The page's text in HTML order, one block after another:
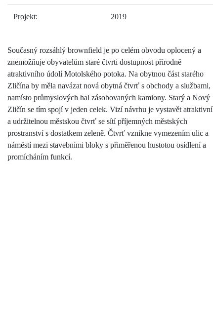
Projekt: 2019
Současný rozsáhlý brownfield je po celém obvodu oplocený a
znemožňuje obyvatelům staré čtvrti dostupnost přírodně
atraktivního údolí Motolského potoka. Na obytnou část starého
Zličína by měla navázat nová obytná čtvrť s obchody a službami,
namísto průmyslových hal zásobovaných kamiony. Starý a Nový
Zličín se tím spojí v jeden celek. Vizí návrhu je vystavět atraktivní
a udržitelnou městskou čtvrť se sítí příjemných městských
prostranství s dostatkem zeleně. Čtvrť vznikne vymezením ulic a
náměstí mezi stavebními bloky s přiměřenou hustotou osídlení a
promícháním funkcí.